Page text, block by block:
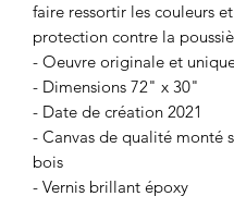
faire ressortir les couleurs
protection contre la
- Oeuvre originale et
- Dimensions 72" x 30"
- Date de création 2021
- Canvas de qualité monté
bois
- Vernis brillant époxy